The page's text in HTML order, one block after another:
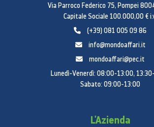
Via Parroco Federico 75, Pompei
Capitale Sociale 100.000,00 €
(+39) 081 005 09 86
info@mondoaffari.it
mondoaffari@pec.it
Lunedì-Venerdì: 08:00-13:00,
Sabato: 09:00-13:00
L'Azienda